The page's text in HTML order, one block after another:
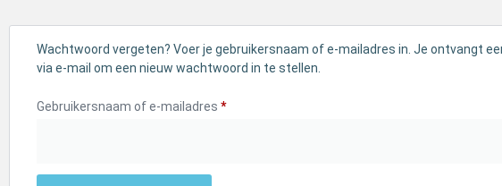
Wachtwoord vergeten? Voer je gebruikersnaam of e-mailadres in. Je ontvangt
via e-mail om een nieuw wachtwoord in te stellen.
Gebruikersnaam of e-mailadres *